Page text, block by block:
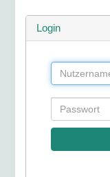
Login